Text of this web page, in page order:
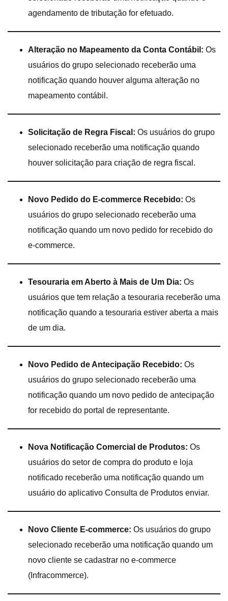
agendamento de tributação for efetuado.
Alteração no Mapeamento da Conta Contábil: Os
usuários do grupo selecionado receberão uma
notificação quando houver alguma alteração no
mapeamento contábil.
Solicitação de Regra Fiscal: Os usuários do grupo
selecionado receberão uma notificação quando
houver solicitação para criação de regra fiscal.
Novo Pedido do E-commerce Recebido: Os
usuários do grupo selecionado receberão uma
notificação quando um novo pedido for recebido do
e-commerce.
Tesouraria em Aberto à Mais de Um Dia: Os
usuários que tem relação a tesouraria receberão uma
notificação quando a tesouraria estiver aberta a mais
de um dia.
Novo Pedido de Antecipação Recebido: Os
usuários do grupo selecionado receberão uma
notificação quando um novo pedido de antecipação
for recebido do portal de representante.
Nova Notificação Comercial de Produtos: Os
usuários do setor de compra do produto e loja
notificado receberão uma notificação quando um
usuário do aplicativo Consulta de Produtos enviar.
Novo Cliente E-commerce: Os usuários do grupo
selecionado receberão uma notificação quando um
novo cliente se cadastrar no e-commerce
(Infracommerce).